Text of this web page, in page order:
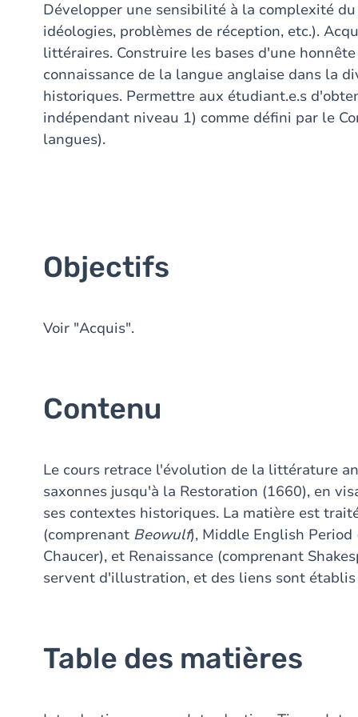
Développer une sensibilité à la complexité
idéologies, problèmes de réception, etc.).
littéraires. Construire les bases d'une
connaissance de la langue anglaise dans la
historiques. Permettre aux étudiant.e.s
indépendant niveau 1) comme défini par le
langues).
Objectifs
Voir "Acquis".
Contenu
Le cours retrace l'évolution de la littérature
saxonnes jusqu'à la Restoration (1660), en
ses contextes historiques. La matière est
(comprenant Beowulf), Middle English
Chaucer), et Renaissance (comprenant
servent d'illustration, et des liens sont
Table des matières